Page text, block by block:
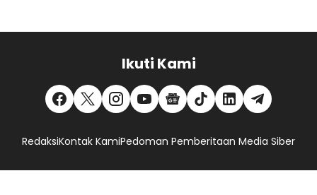
Ikuti Kami
RedaksiKontak KamiPedoman Pemberitaan Media Siber